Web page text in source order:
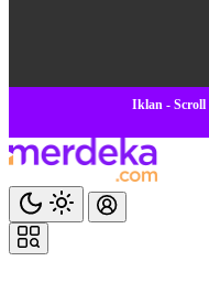
Iklan -